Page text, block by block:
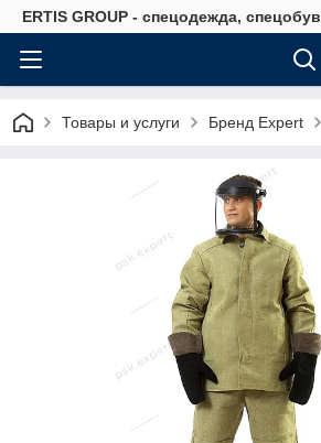
ERTIS GROUP - спецодежда,
Товары и услуги Бренд Expert